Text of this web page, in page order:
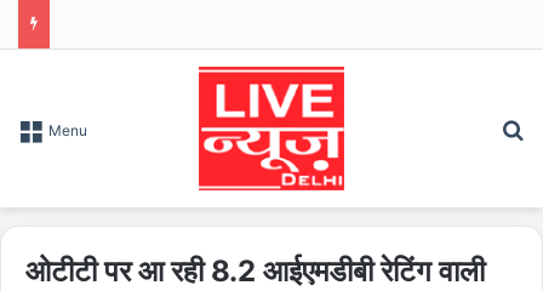
Menu
ओटीटी पर आ रही 8.2 आईएमडीबी रेटिंग वाली